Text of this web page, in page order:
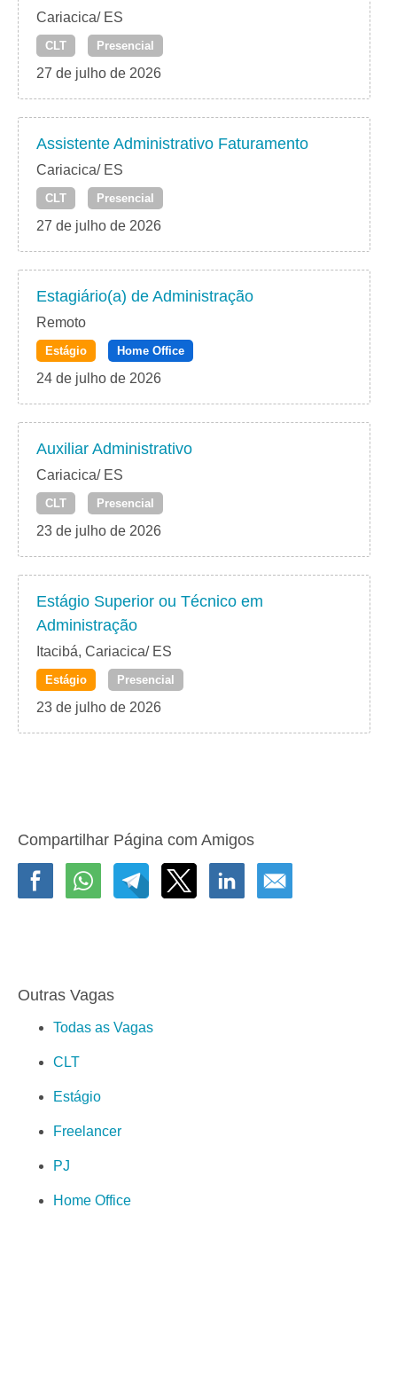
Cariacica/ ES
CLT Presencial
27 de julho de 2026
Assistente Administrativo Faturamento
Cariacica/ ES
CLT Presencial
27 de julho de 2026
Estagiário(a) de Administração
Remoto
Estágio Home Office
24 de julho de 2026
Auxiliar Administrativo
Cariacica/ ES
CLT Presencial
23 de julho de 2026
Estágio Superior ou Técnico em
Administração
Itacibá, Cariacica/ ES
Estágio Presencial
23 de julho de 2026
Compartilhar Página com Amigos
Outras Vagas
Todas as Vagas
CLT
Estágio
Freelancer
PJ
Home Office